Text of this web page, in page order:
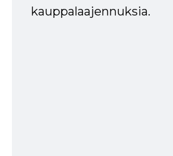
kauppalaajennuksia.